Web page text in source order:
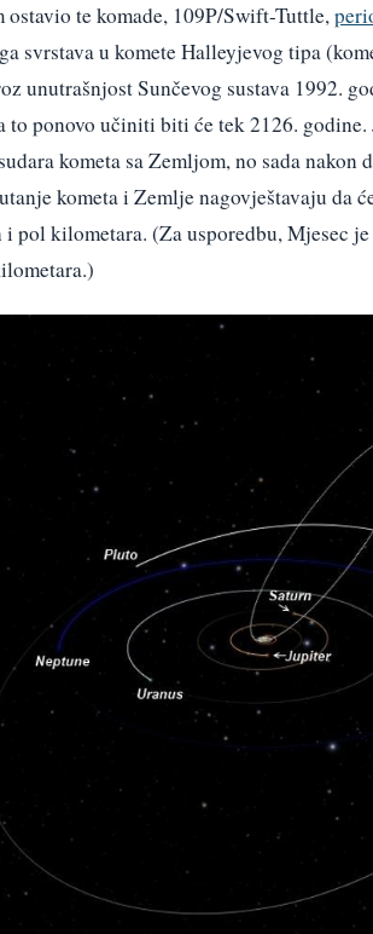
ostavio te komade, 109P/Swift-Tuttle,
svrstava u komete Halleyjevog tipa
unutrašnjost Sunčevog sustava 1992.
to ponovo učiniti biti će tek 2126.
kometa sa Zemljom, no sada
kometa i Zemlje nagovještavaju da
pol kilometara. (Za usporedbu, Mjesec